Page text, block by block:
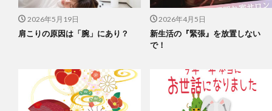
2026年5月19日
肩こりの原因は「腕」にあり？
2026年4月5日
新生活の『緊張』を放置しない
で！